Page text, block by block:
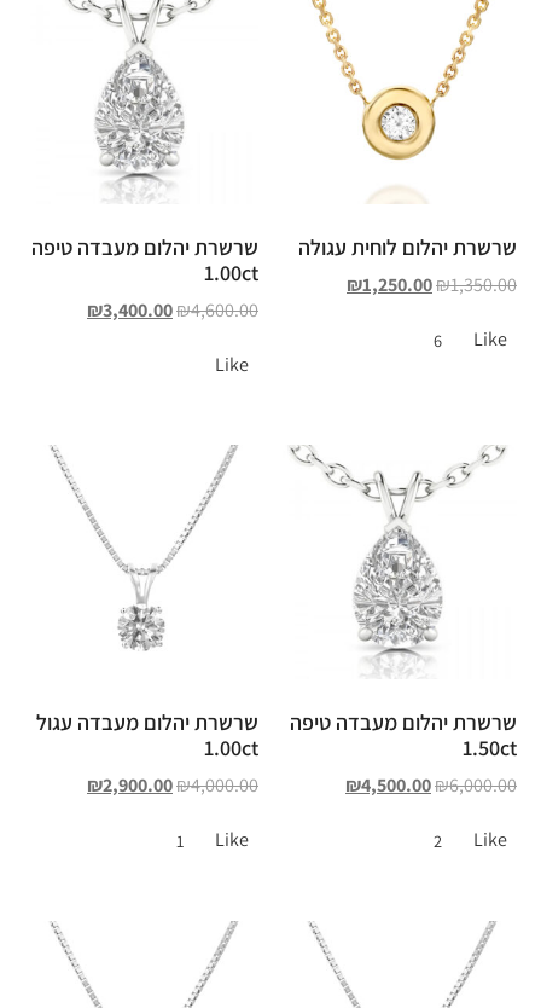
שרשרת יהלום לוחית עגולה
₪1,350.00
₪1,250.00
Like
6
שרשרת יהלום מעבדה טיפה
1.00ct
₪4,600.00
₪3,400.00
Like
שרשרת יהלום מעבדה טיפה
1.50ct
₪6,000.00
₪4,500.00
Like
2
שרשרת יהלום מעבדה עגול
1.00ct
₪4,000.00
₪2,900.00
Like
1